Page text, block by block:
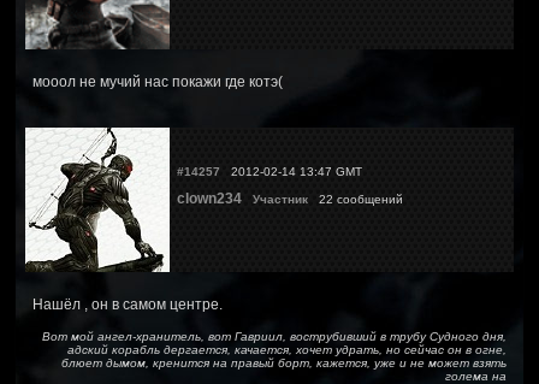
мооол не мучий нас покажи где котэ(
#14257 2012-02-14 13:47 GMT
clown234 Участник 22 сообщений
Нашёл , он в самом центре.
Вот мой ангел-хранитель, вот Гавриил, вострубивший в трубу Судного дня,
адский корабль дергается, качается, хочет удрать, но сейчас он в огне,
блюет дымом, кренится на правый борт, кажется, уже и не может взять
голема на